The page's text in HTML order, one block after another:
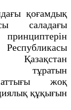
қоғамдық
саладағы
принциптерін
Қазақстан
тұратын
жоқ
құқығын